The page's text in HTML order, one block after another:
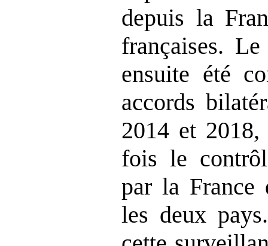
depuis la
françaises.
ensuite été
accords
2014 et 2018,
fois le
par la France
les deux